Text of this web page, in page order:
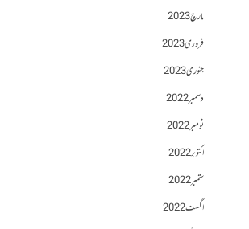
مارچ 2023
فروری 2023
جنوری 2023
دسمبر 2022
نومبر 2022
اکتوبر 2022
ستمبر 2022
اگست 2022